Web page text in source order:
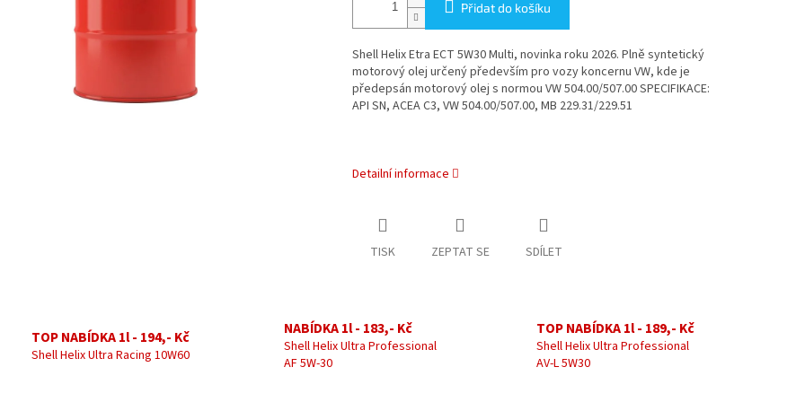
Přidat do košíku
Shell Helix Etra ECT 5W30 Multi, novinka roku 2026. Plně syntetický
motorový olej určený především pro vozy koncernu VW, kde je
předepsán motorový olej s normou VW 504.00/507.00 SPECIFIKACE:
API SN, ACEA C3, VW 504.00/507.00, MB 229.31/229.51
Detailní informace
TISK ZEPTAT SE SDÍLET
TOP NABÍDKA 1l - 194,- Kč
Shell Helix Ultra Racing 10W60
NABÍDKA 1l - 183,- Kč
Shell Helix Ultra Professional
AF 5W-30
TOP NABÍDKA 1l - 189,- Kč
Shell Helix Ultra Professional
AV-L 5W30